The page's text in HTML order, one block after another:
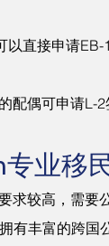
直接申请
配偶可申请L-
业移
求较高，需要
有丰富的跨国